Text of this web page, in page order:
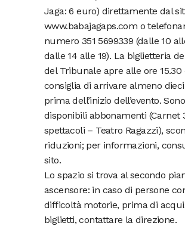
Jaga: 6 euro) direttamente dal
www.babajagaps.com o
numero 351 5699339 (dalle 10
dalle 14 alle 19). La biglietteria
del Tribunale apre alle ore 15.30
consiglia di arrivare almeno
prima dell’inizio dell’evento. Sono
disponibili abbonamenti (Carnet
spettacoli – Teatro Ragazzi),
riduzioni; per informazioni,
sito.
Lo spazio si trova al secondo
ascensore: in caso di persone
difficoltà motorie, prima di
biglietti, contattare la direzione.